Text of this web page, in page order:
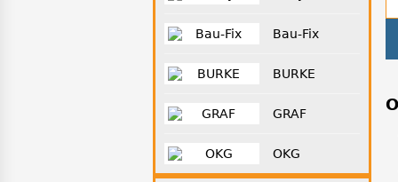
Bau-Fix
BURKE
GRAF
OKG